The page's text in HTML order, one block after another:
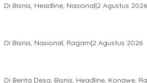
Di Bisnis, Headline, Nasional|2 Agustus 2026
Di Bisnis, Nasional, Ragam|2 Agustus 2026
Di Berita Desa, Bisnis, Headline, Konawe,